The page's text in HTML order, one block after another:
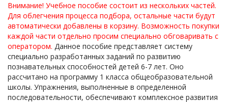
Внимание! Учебное пособие состоит из нескольких частей.
Для облегчения процесса подбора, остальные части будут
автоматически добавлены в корзину. Возможность покупки
каждой части отдельно просим специально обговаривать с
оператором. Данное пособие представляет систему
специально разработанных заданий по развитию
познавательных способностей детей 6-7 лет. Оно
рассчитано на программу 1 класса общеобразовательной
школы. Упражнения, выполненные в определенной
последовательности, обеспечивают комплексное развития